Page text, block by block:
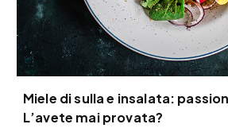
Miele di sulla e insalata:
L’avete mai provata?